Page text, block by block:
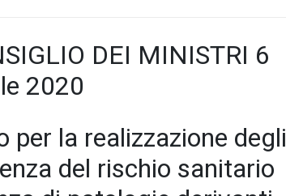
DEI MINISTRI 6
2020
per la realizzazione degli
del rischio sanitario